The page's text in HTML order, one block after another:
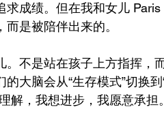
成绩。但在我和女儿
是被陪伴出来的。
不是站在孩子上方指挥，
大脑会从“生存模式”切换
解，我想进步，我愿意承担